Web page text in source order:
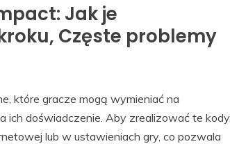
Jak je
Częste problemy
które gracze mogą wymieniać na
ich doświadczenie. Aby zrealizować te kody,
lub w ustawieniach gry, co pozwala